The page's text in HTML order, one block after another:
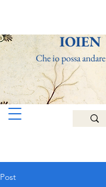
ΙOIEN
Che io possa andare
Post